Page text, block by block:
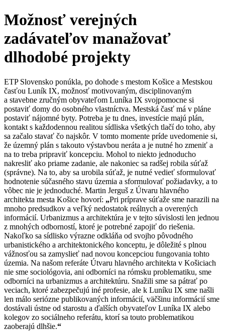
Možnosť verejných
zadávateľov manažovať
dlhodobé projekty
ETP Slovensko ponúkla, po dohode s mestom Košice a Mestskou
časťou Luník IX, možnosť motivovaným, disciplinovaným
a stavebne zručným obyvateľom Luníka IX svojpomocne si
postaviť domy do osobného vlastníctva. Mestská časť má v pláne
postaviť nájomné byty. Potreba je tu dnes, investície majú plán,
kontakt s každodennou realitou sídliska všetkých tlačí do toho, aby
sa začalo stavať čo najskôr. V tomto momente príde uvedomenie si,
že územný plán s takouto výstavbou neráta a je nutné ho zmeniť a
na to treba pripraviť koncepciu. Mohol to niekto jednoducho
nakresliť ako priame zadanie, ale nakoniec sa radšej robila súťaž
(správne). Na to, aby sa urobila súťaž, je nutné vedieť sformulovať
hodnotenie súčasného stavu územia a sformulovať požiadavky, a to
vôbec nie je jednoduché. Martin Jerguš z Útvaru hlavného
architekta mesta Košice hovorí: „Pri príprave súťaže sme narazili na
mnoho predsudkov a veľký nedostatok reálnych a overených
informácií. Urbanizmus a architektúra je v tejto súvislosti len jednou
z mnohých odborností, ktoré je potrebné zapojiť do riešenia.
Nakoľko sa sídlisko výrazne odkláňa od svojho pôvodného
urbanistického a architektonického konceptu, je dôležité s plnou
vážnosťou sa zamyslieť nad novou koncepciou fungovania tohto
územia. Na našom referáte Útvaru hlavného architekta v Košiciach
nie sme sociológovia, ani odborníci na rómsku problematiku, sme
odborníci na urbanizmus a architektúru. Snažili sme sa pátrať po
veciach, ktoré zabezpečujú iné profesie, ale k Luníku IX sme našli
len málo seriózne publikovaných informácií, väčšinu informácií sme
dostávali ústne od starostu a ďalších obyvateľov Luníka IX alebo
kolegov zo sociálneho referátu, ktorí sa touto problematikou
zaoberajú dlhšie.“